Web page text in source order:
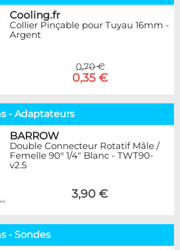
Cooling.fr
Collier Pinçable pour Tuyau 16mm -
Argent
0,70 €
0,35 €
- Adaptateurs
BARROW
Double Connecteur Rotatif Mâle /
Femelle 90° 1/4" Blanc - TWT90-
v2.5
3,90 €
- Sondes